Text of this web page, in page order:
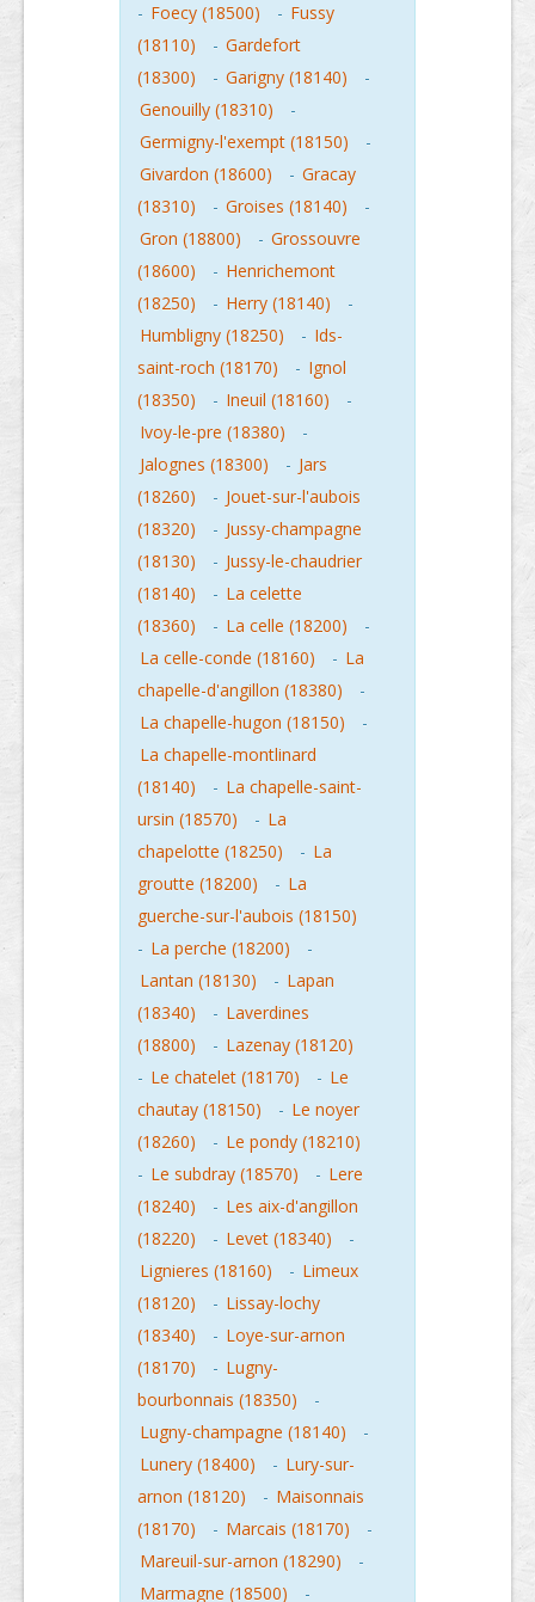
- Foecy (18500) - Fussy
(18110)
- Gardefort
(18300)
- Garigny (18140)
-
Genouilly (18310)
-
Germigny-l'exempt (18150)
-
Givardon (18600)
- Gracay
(18310)
- Groises (18140)
-
Gron (18800)
- Grossouvre
(18600)
- Henrichemont
(18250)
- Herry (18140)
-
Humbligny (18250)
- Ids-
saint-roch (18170)
- Ignol
(18350)
- Ineuil (18160)
-
Ivoy-le-pre (18380)
-
Jalognes (18300)
- Jars
(18260)
- Jouet-sur-l'aubois
(18320)
- Jussy-champagne
(18130)
- Jussy-le-chaudrier
(18140)
- La celette
(18360)
- La celle (18200)
-
La celle-conde (18160)
- La
chapelle-d'angillon (18380)
-
La chapelle-hugon (18150)
-
La chapelle-montlinard
(18140)
- La chapelle-saint-
ursin (18570)
- La
chapelotte (18250)
- La
groutte (18200)
- La
guerche-sur-l'aubois (18150)
- La perche (18200)
-
Lantan (18130)
- Lapan
(18340)
- Laverdines
(18800)
- Lazenay (18120)
- Le chatelet (18170) - Le
chautay (18150)
- Le noyer
(18260)
- Le pondy (18210)
- Le subdray (18570) - Lere
(18240)
- Les aix-d'angillon
(18220)
- Levet (18340)
-
Lignieres (18160)
- Limeux
(18120)
- Lissay-lochy
(18340)
- Loye-sur-arnon
(18170)
- Lugny-
bourbonnais (18350)
-
Lugny-champagne (18140)
-
Lunery (18400)
- Lury-sur-
arnon (18120)
- Maisonnais
(18170)
- Marcais (18170)
-
Mareuil-sur-arnon (18290)
-
Marmagne (18500)
-